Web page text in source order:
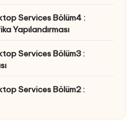
Services Bölüm4 :
Yapılandırması
Services Bölüm3 :
Services Bölüm2 :